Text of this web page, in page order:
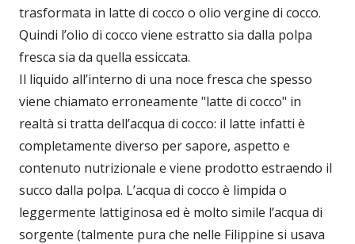
trasformata in latte di cocco o olio vergine di cocco.
Quindi l’olio di cocco viene estratto sia dalla polpa
fresca sia da quella essiccata.
Il liquido all’interno di una noce fresca che spesso
viene chiamato erroneamente "latte di cocco" in
realtà si tratta dell’acqua di cocco: il latte infatti è
completamente diverso per sapore, aspetto e
contenuto nutrizionale e viene prodotto estraendo il
succo dalla polpa. L’acqua di cocco è limpida o
leggermente lattiginosa ed è molto simile l’acqua di
sorgente (talmente pura che nelle Filippine si usava